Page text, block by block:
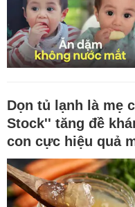
Dọn tủ lạnh là mẹ
Stock'' tăng đề
con cực hiệu quả